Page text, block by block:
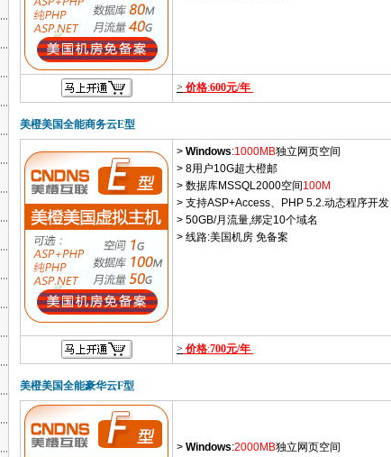
> 价格:600元/年
美橙美国全能商务云E型
> Windows:1000MB独立网页空间
> 8用户10G超大橙邮
> 数据库MSSQL2000空间100M
> 支持ASP+Access、PHP 5.2.动态程序开发
> 50GB/月流量,绑定10个域名
> 线路:美国机房 免备案
> 价格:700元/年
美橙美国全能豪华云F型
> Windows:2000MB独立网页空间